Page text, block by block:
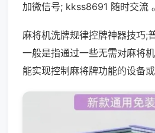
加微信号; kkss8691 随时交流 。
麻将机洗牌规律控牌神器技巧;
一般是指通过一些无需对麻将
能实现控制麻将牌功能的设备或